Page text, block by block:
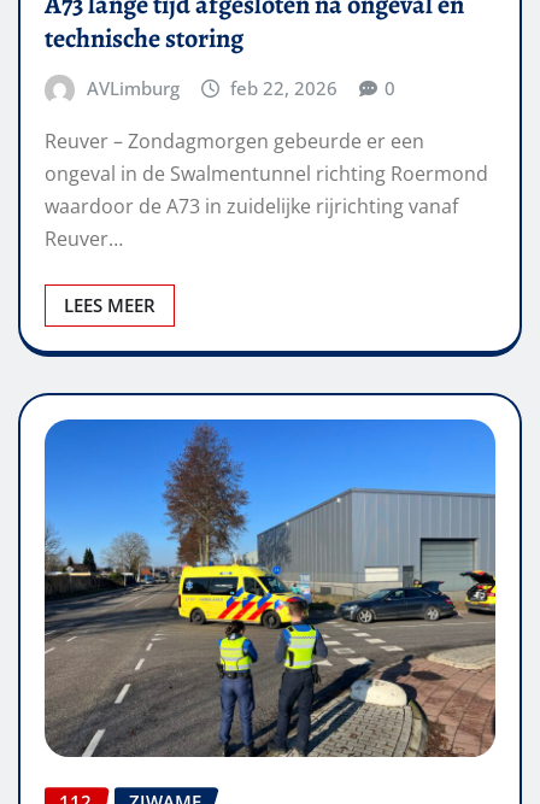
technische storing
AVLimburg feb 22, 2026 0
Reuver – Zondagmorgen gebeurde er een
ongeval in de Swalmentunnel richting Roermond
waardoor de A73 in zuidelijke rijrichting vanaf
Reuver…
LEES MEER